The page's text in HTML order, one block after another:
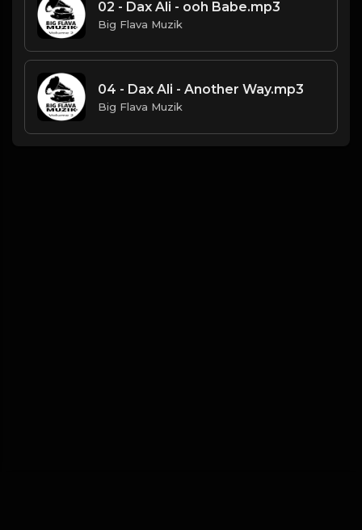
02 - Dax Ali - ooh Babe.mp3
Big Flava Muzik
04 - Dax Ali - Another Way.mp3
Big Flava Muzik